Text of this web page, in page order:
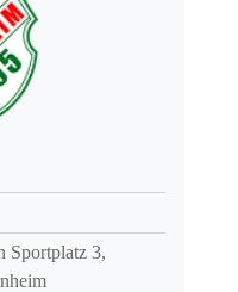
Sportplatz 3,